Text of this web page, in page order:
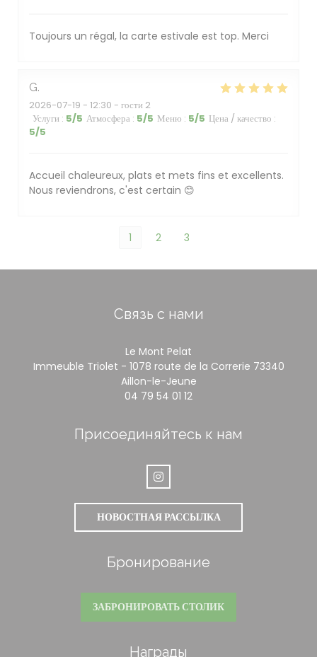
Toujours un régal, la carte estivale est top. Merci
G
2026-07-19 - 12:30 - гости 2
Услуги : 5/5 Атмосфера : 5/5 Меню : 5/5 Цена / качество :
5/5
Accueil chaleureux, plats et mets fins et excellents.
Nous reviendrons, c'est certain 😊
1 2 3
Связь с нами
Le Mont Pelat
Immeuble Triolet - 1078 route de la Correrie 73340
Aillon-le-Jeune((открывается в новом
04 79 54 01 12
Присоединяйтесь к нам
Instagram ((открывается в новом
НОВОСТНАЯ РАССЫЛКА
Бронирование
ЗАБРОНИРОВАТЬ СТОЛИК
Награды